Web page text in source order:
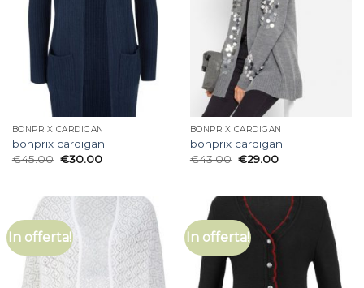
BONPRIX CARDIGAN
bonprix cardigan
€45.00 €30.00
BONPRIX CARDIGAN
bonprix cardigan
€43.00 €29.00
In offerta! In offerta!